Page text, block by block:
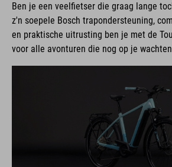
Ben je een veelfietser die graag lange
z'n soepele Bosch trapondersteuning,
en praktische uitrusting ben je met de
voor alle avonturen die nog op je